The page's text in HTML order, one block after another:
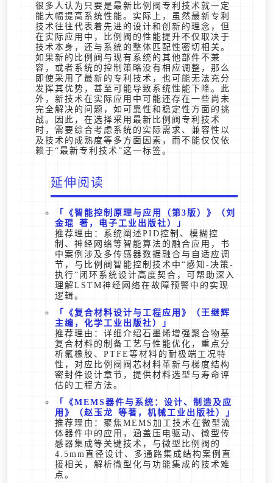
很多人认为只要是最新比例阀专利技术就一定
能大幅提高系统性能。实际上，虽然最新专利
技术往往代表着先进的设计和创新的理念，但
在实际应用中，比例阀的性能提升不仅取决于
技术本身，还与系统的整体匹配性密切相关。
如果新的比例阀与现有系统的其他部件不兼
容，或者系统的控制策略没有相应调整，那么
即使采用了最新的专利技术，也可能无法充分
发挥其优势，甚至可能导致系统性能下降。此
外，新技术在实际应用中可能还存在一些尚未
完全解决的问题，如可靠性和稳定性方面的挑
战。因此，在选择采用最新比例阀专利技术
时，需要综合考虑系统的实际需求、兼容性以
及技术的成熟度等多方面因素，而不能仅仅依
赖于“最新专利技术”这一标签。
延伸阅读
《智能控制原理与应用（第3版）》（刘
金琨 著，电子工业出版社）
推荐理由：系统阐述PID控制、模糊控
制、神经网络等智能算法的融合应用，书
中案例涉及多传感器数据融合与自适应调
节，与比例阀智能控制技术中“感知-决策-
执行”闭环系统设计高度契合，可帮助深入
理解LSTM神经网络在故障预警中的实现
逻辑。
《复合材料设计与工程应用》（王继辉
主编，化学工业出版社）
推荐理由：详细介绍石墨烯增强聚合物基
复合材料的制备工艺与性能优化，重点分
析氟橡胶、PTFE等材料的耐极端工况特
性，对应比例阀阀芯材料革新与梯度结构
密封件设计章节，提供材料选型与寿命评
估的工程方法。
《MEMS器件与系统：设计、制造及应
用》（赵玉龙 等著，机械工业出版社）
推荐理由：聚焦MEMS加工技术在微型流
体器件中的应用，涵盖压电驱动、微型传
感器集成等关键技术，与微型比例阀的
4.5mm直径设计、多通路集成结构案例直
接相关，解析微型化与功能集成的技术难
点。